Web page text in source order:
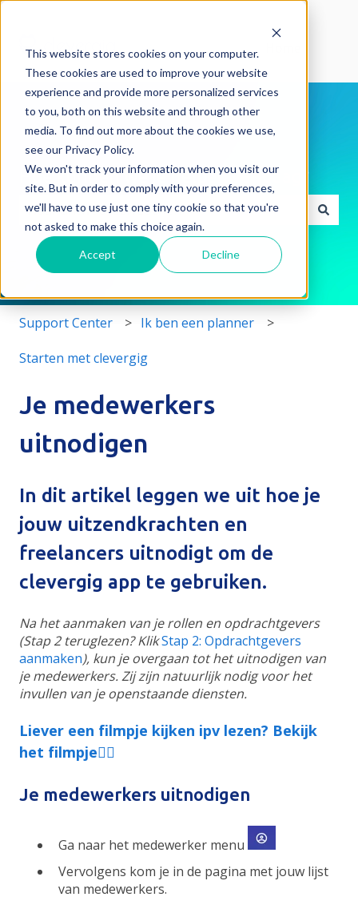
This website stores cookies on your computer.
These cookies are used to improve your website
experience and provide more personalized services
to you, both on this website and through other
media. To find out more about the cookies we use,
see our Privacy Policy.
We won't track your information when you visit our
site. But in order to comply with your preferences,
we'll have to use just one tiny cookie so that you're
not asked to make this choice again.
Accept Decline
Hoe kunnen we je helpen vandaag?
Er zijn geen suggesties want het zoekveld is leeg.
Support Center Ik ben een planner
Starten met clevergig
Je medewerkers
uitnodigen
In dit artikel leggen we uit hoe je
jouw uitzendkrachten en
freelancers uitnodigt om de
clevergig app te gebruiken.
Na het aanmaken van je rollen en opdrachtgevers
(Stap 2 teruglezen? KlikStap 2: Opdrachtgevers
aanmaken), kun je overgaan tot het uitnodigen van
je medewerkers. Zij zijn natuurlijk nodig voor het
invullen van je openstaande diensten.
Liever een filmpje kijken ipv lezen? Bekijk
het filmpje👇🏻
Je medewerkers uitnodigen
Ga naar het medewerker menu
Vervolgens kom je in de pagina met jouw lijst
van medewerkers.